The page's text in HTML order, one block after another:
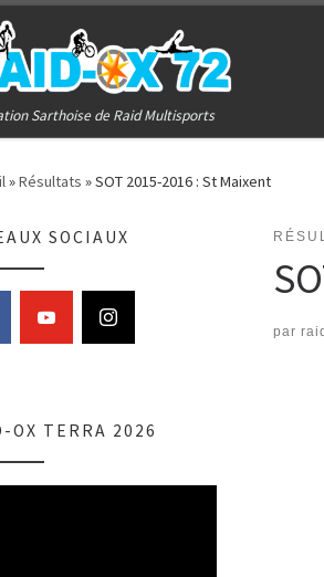
Sarthoise de Raid Multisports
»Résultats »SOT 2015-2016 : St Maixent
par
SOCIAUX
OX TERRA 2026